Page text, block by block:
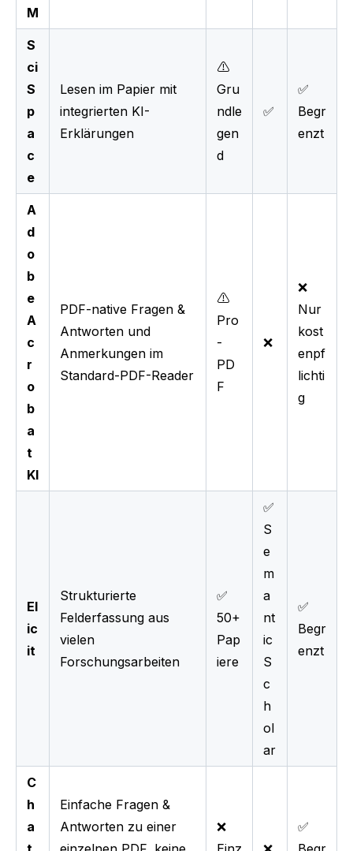
M
S
ci
S
p
a
c
e
Lesen im Papier mit
integrierten KI-
Erklärungen
⚠️
Gru
ndle
gen
d
✅
✅
Begr
enzt
A
d
o
b
e
A
c
r
o
b
a
t
KI
PDF-native Fragen &
Antworten und
Anmerkungen im
Standard-PDF-Reader
⚠️
Pro
-
PD
F
❌
❌
Nur
kost
enpf
lichti
g
El
ic
it
Strukturierte
Felderfassung aus
vielen
Forschungsarbeiten
✅
50+
Pap
iere
✅
S
e
m
a
nt
ic
S
c
h
ol
ar
✅
Begr
enzt
C
h
a
Einfache Fragen &
Antworten zu einer
❌
✅